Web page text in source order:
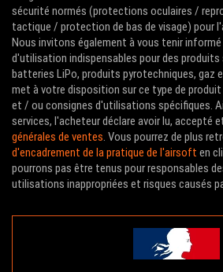
sécurité normés (protections oculaires /
tactique / protection de bas de visage) pour
Nous invitons également à vous tenir
d'utilisation indispensables pour des produits
batteries LiPo, produits pyrotechniques, gaz
met à votre disposition sur ce type de
et / ou consignes d'utilisations spécifiques.
services, l'acheteur déclare avoir lu, accepté
générales de ventes. Vous pourrez de plus
d'encadrement de la pratique de l'airsoft en
pourrons pas être tenus pour responsables
utilisations inappropriées et risques causés